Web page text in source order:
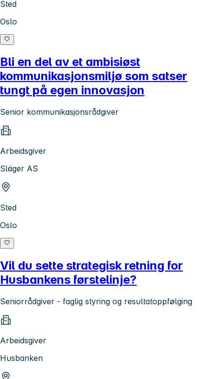
Sted
Oslo
Bli en del av et ambisiøst
kommunikasjonsmiljø som satser
tungt på egen innovasjon
Senior kommunikasjonsrådgiver
Arbeidsgiver
Släger AS
Sted
Oslo
Vil du sette strategisk retning for
Husbankens førstelinje?
Seniorrådgiver - faglig styring og resultatoppfølging
Arbeidsgiver
Husbanken